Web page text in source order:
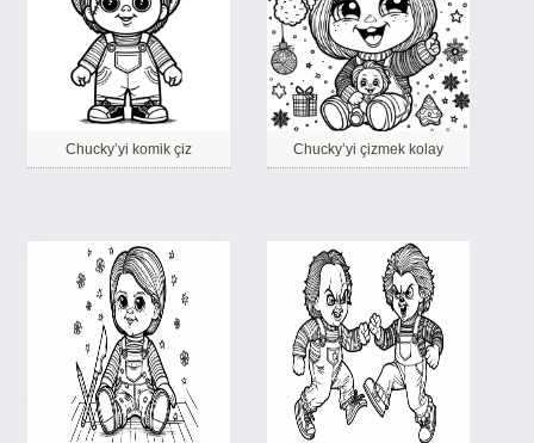
Chucky’yi komik çiz Chucky’yi çizmek kolay